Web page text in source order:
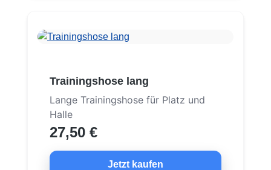
Trainingshose lang
Lange Trainingshose für Platz und
Halle
27,50 €
Jetzt kaufen